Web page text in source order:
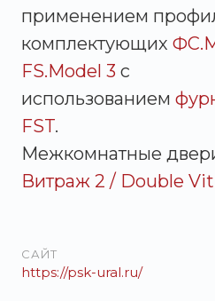
применением
комплектующих
FS.Model 3 с
использованием
FST.
Межкомнатные
Витраж 2 / Double
САЙТ
https://psk-ural.ru/